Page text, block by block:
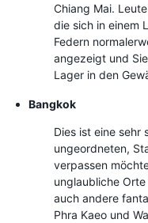
Chiang Mai.
die sich in einem
Federn
angezeigt und
Lager in den
Bangkok
Dies ist eine sehr
ungeordneten,
verpassen
unglaubliche
auch andere
Phra Kaeo und